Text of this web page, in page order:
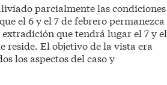
parcialmente las condiciones
el 6 y el 7 de febrero permanezca
que tendrá lugar el 7 y el
reside. El objetivo de la vista era
los aspectos del caso y